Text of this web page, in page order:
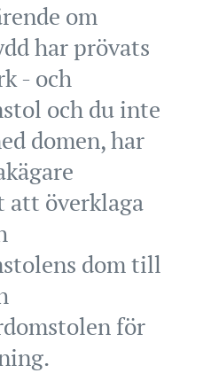
om
har prövats
- och
och du inte
domen, har
att överklaga
dom till
för